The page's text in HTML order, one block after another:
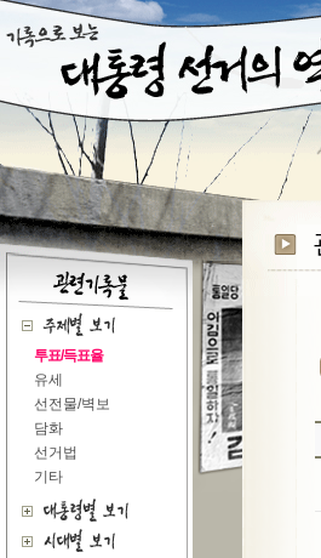
투표/득표율
유세
선전물/벽보
담화
선거법
기타